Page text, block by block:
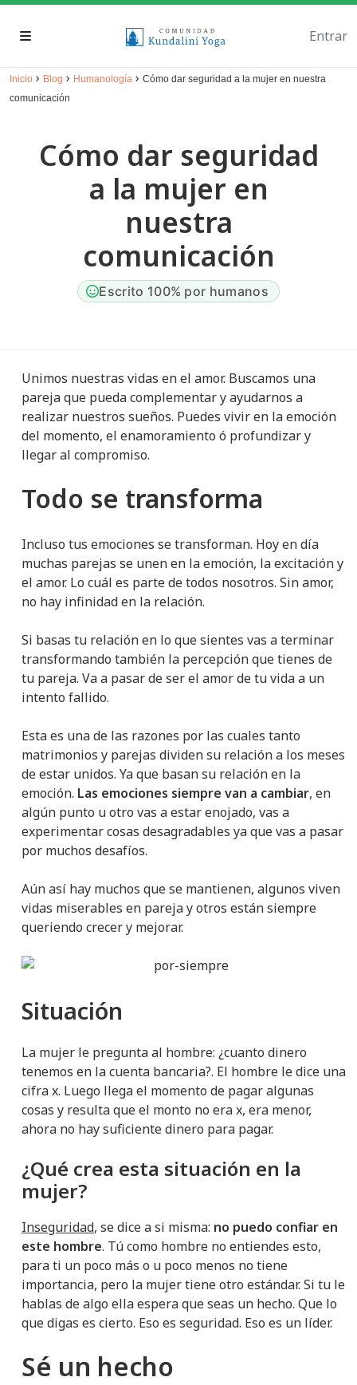
Entrar
Inicio › Blog › Humanología › Cómo dar seguridad a la mujer en nuestra
comunicación
Cómo dar seguridad
a la mujer en
nuestra
comunicación
Escrito 100% por humanos
Unimos nuestras vidas en el amor. Buscamos una
pareja que pueda complementar y ayudarnos a
realizar nuestros sueños. Puedes vivir en la emoción
del momento, el enamoramiento ó profundizar y
llegar al compromiso.
Todo se transforma
Incluso tus emociones se transforman. Hoy en día
muchas parejas se unen en la emoción, la excitación y
el amor. Lo cuál es parte de todos nosotros. Sin amor,
no hay infinidad en la relación.
Si basas tu relación en lo que sientes vas a terminar
transformando también la percepción que tienes de
tu pareja. Va a pasar de ser el amor de tu vida a un
intento fallido.
Esta es una de las razones por las cuales tanto
matrimonios y parejas dividen su relación a los meses
de estar unidos. Ya que basan su relación en la
emoción. Las emociones siempre van a cambiar, en
algún punto u otro vas a estar enojado, vas a
experimentar cosas desagradables ya que vas a pasar
por muchos desafíos.
Aún así hay muchos que se mantienen, algunos viven
vidas miserables en pareja y otros están siempre
queriendo crecer y mejorar.
Situación
La mujer le pregunta al hombre: ¿cuanto dinero
tenemos en la cuenta bancaria?. El hombre le dice una
cifra x. Luego llega el momento de pagar algunas
cosas y resulta que el monto no era x, era menor,
ahora no hay suficiente dinero para pagar.
¿Qué crea esta situación en la
mujer?
Inseguridad, se dice a si misma: no puedo confiar en
este hombre. Tú como hombre no entiendes esto,
para ti un poco más o u poco menos no tiene
importancia, pero la mujer tiene otro estándar. Si tu le
hablas de algo ella espera que seas un hecho. Que lo
que digas es cierto. Eso es seguridad. Eso es un líder.
Sé un hecho